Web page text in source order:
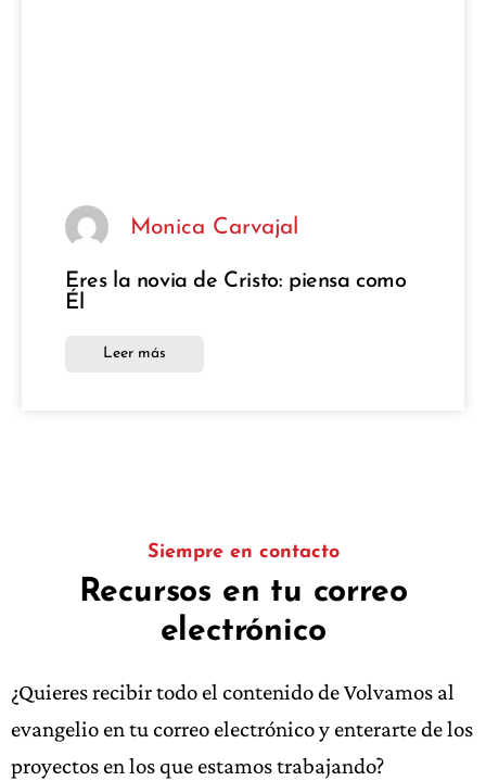
Monica Carvajal
Eres la novia de Cristo: piensa como
Él
Leer más
Siempre en contacto
Recursos en tu correo
electrónico
¿Quieres recibir todo el contenido de Volvamos al
evangelio en tu correo electrónico y enterarte de los
proyectos en los que estamos trabajando?